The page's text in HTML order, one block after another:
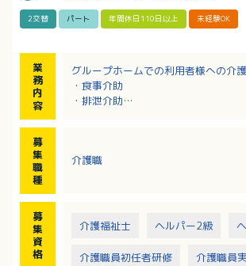
2交替 パート 年間休日110日以上 未経験OK
業
務
内
容
グループホームでの利用者様への介
・食事介助
・排泄介助
ります
募
集
職
種
介護職
募
集
資
格
介護福祉士 ヘルパー2級
介護職員初任者研修 介護職員